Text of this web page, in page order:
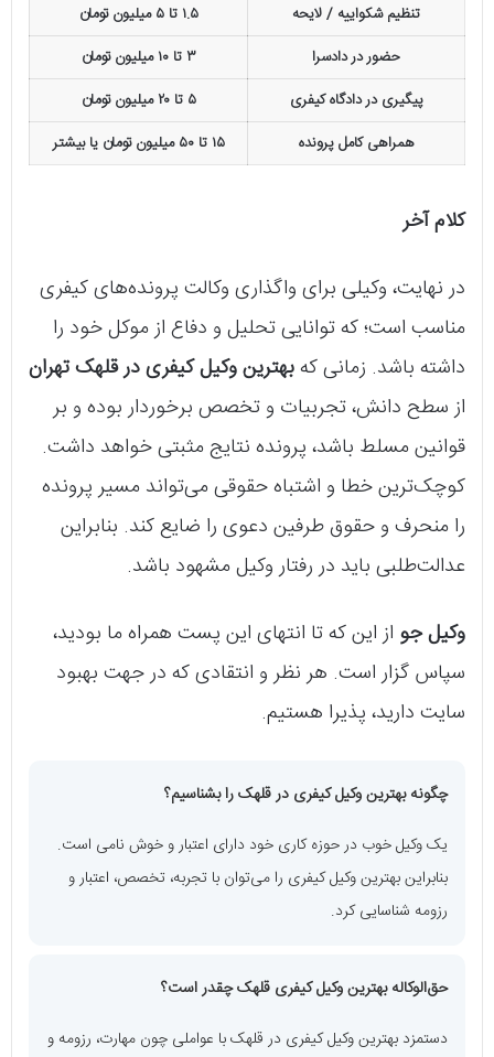
تنظیم شکواییه / لایحه
۱.۵ تا ۵ میلیون تومان
حضور در دادسرا
۳ تا ۱۰ میلیون تومان
پیگیری در دادگاه کیفری
۵ تا ۲۰ میلیون تومان
همراهی کامل پرونده
۱۵ تا ۵۰ میلیون تومان یا بیشتر
کلام آخر
در نهایت، وکیلی برای واگذاری وکالت پرونده‌های کیفری
مناسب است؛ که توانایی تحلیل و دفاع از موکل خود را
داشته باشد. زمانی کهبهترین وکیل کیفری در قلهک تهران
از سطح دانش، تجربیات و تخصص برخوردار بوده و بر
قوانین مسلط باشد، پرونده نتایج مثبتی خواهد داشت.
کوچک‌ترین خطا و اشتباه حقوقی می‌تواند مسیر پرونده
را منحرف و حقوق طرفین دعوی را ضایع کند. بنابراین
عدالت‌طلبی باید در رفتار وکیل مشهود باشد.
وکیل جو از این که تا انتهای این پست همراه ما بودید،
سپاس گزار است. هر نظر و انتقادی که در جهت بهبود
سایت دارید، پذیرا هستیم.
چگونه بهترین وکیل کیفری در قلهک را بشناسیم؟
یک وکیل خوب در حوزه کاری خود دارای اعتبار و خوش نامی است.
بنابراین بهترین وکیل کیفری را می‌توان با تجربه، تخصص، اعتبار و
رزومه شناسایی کرد.
حق‌الوکاله بهترین وکیل کیفری قلهک چقدر است؟
دستمزد بهترین وکیل کیفری در قلهک با عواملی چون مهارت، رزومه و